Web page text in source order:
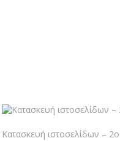
Κατασκευή ιστοσελίδων –